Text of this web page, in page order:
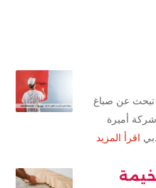
تبحث عن صباغ
شركة أميرة
اقرأ المزيد